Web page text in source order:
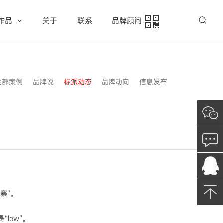
品 关于 联系 品牌顾问
部案例 品牌说 标派动态 品牌动向 信息发布
”。
。